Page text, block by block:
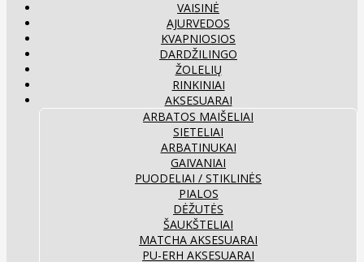
VAISINĖ
AJURVEDOS
KVAPNIOSIOS
DARDŽILINGO
ŽOLELIŲ
RINKINIAI
AKSESUARAI
ARBATOS MAIŠELIAI
SIETELIAI
ARBATINUKAI
GAIVANIAI
PUODELIAI / STIKLINĖS
PIALOS
DĖŽUTĖS
ŠAUKŠTELIAI
MATCHA AKSESUARAI
PU-ERH AKSESUARAI